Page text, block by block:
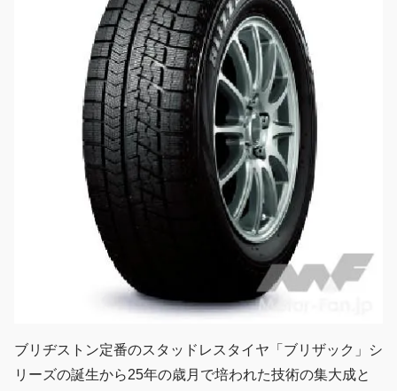
ブリヂストン定番のスタッドレスタイヤ「ブリザック」シ
リーズの誕生から25年の歳月で培われた技術の集大成と